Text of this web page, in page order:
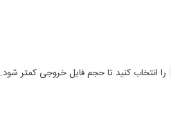
را انتخاب کنید تا حجم فایل خروجی کمتر شود.